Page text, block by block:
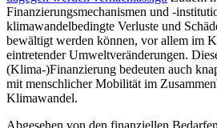
Finanzierungsmechanismen und -
klimawandelbe­ding­te Ver­luste und
bewältigt werden können, vor allem im
eintretender Umwelt­veränderungen.
(Klima-)Finanzierung bedeuten auch
mit mensch­licher Mobilität im
Klimawandel.